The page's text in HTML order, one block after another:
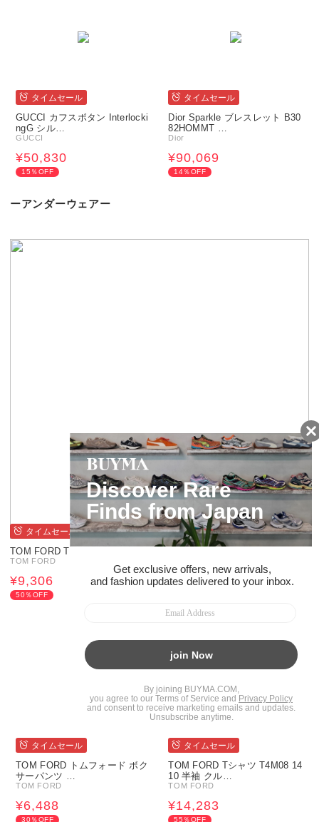
タイムセール
GUCCI カフスボタン Interlocki
ngG シル…
GUCCI
¥50,830
15％OFF
タイムセール
Dior Sparkle ブレスレット B30
82HOMMT …
Dior
¥90,069
14％OFF
ーアンダーウェアー
タイムセール
TOM FORD Tシャツ 半袖 Ｖネック コットン T4M09 1040
TOM FORD
¥9,306
50％OFF
タイムセール
TOM FORD トムフォード ボク
サーパンツ …
TOM FORD
¥6,488
30％OFF
タイムセール
TOM FORD Tシャツ T4M08 14
10 半袖 クル…
TOM FORD
¥14,283
55％OFF